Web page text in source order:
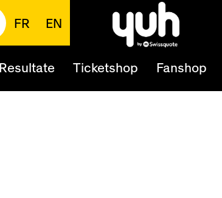
FR EN
Resultate Ticketshop Fanshop